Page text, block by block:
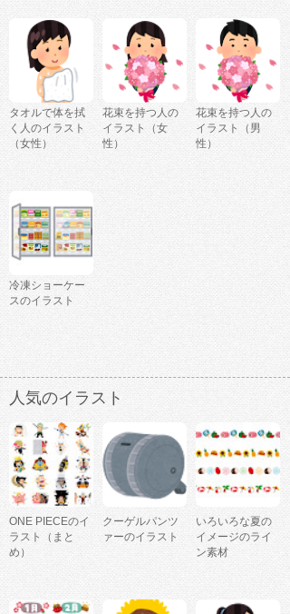
タオルで体を拭
く人のイラスト
（女性）
花束を持つ人の
イラスト（女
性）
花束を持つ人の
イラスト（男
性）
冷凍ショーケー
スのイラスト
人気のイラスト
ONE PIECEのイ
ラスト（まと
め）
クーゲルパンツ
ァーのイラスト
いろいろな夏の
イメージのライ
ン素材